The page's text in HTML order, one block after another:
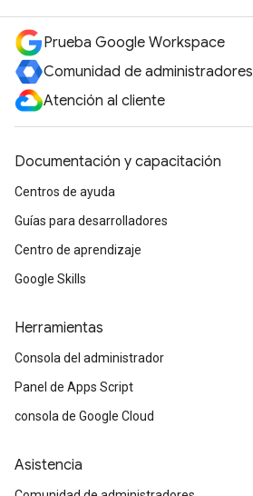
Prueba Google Workspace
Comunidad de administradores
Atención al cliente
Documentación y capacitación
Centros de ayuda
Guías para desarrolladores
Centro de aprendizaje
Google Skills
Herramientas
Consola del administrador
Panel de Apps Script
consola de Google Cloud
Asistencia